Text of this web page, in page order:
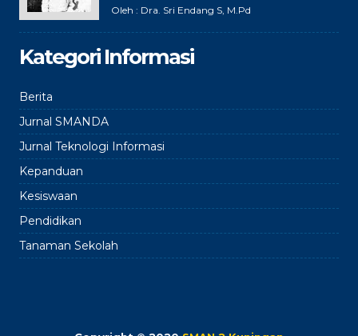
Oleh : Dra. Sri Endang S, M.Pd
Kategori Informasi
Berita
Jurnal SMANDA
Jurnal Teknologi Informasi
Kepanduan
Kesiswaan
Pendidikan
Tanaman Sekolah